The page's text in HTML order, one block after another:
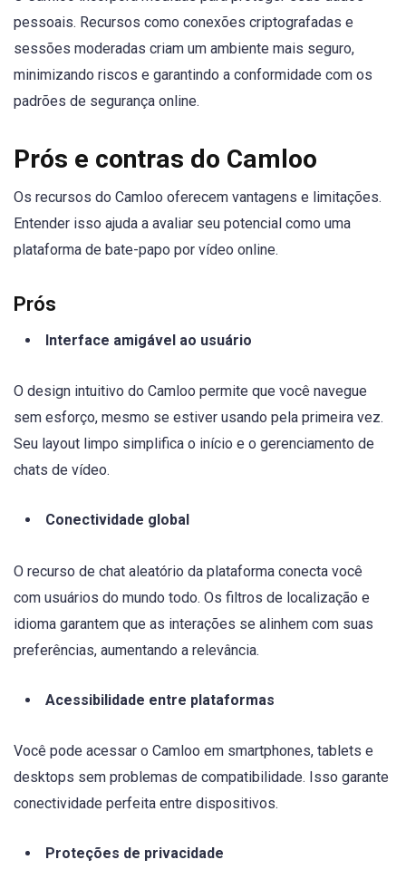
pessoais. Recursos como conexões criptografadas e
sessões moderadas criam um ambiente mais seguro,
minimizando riscos e garantindo a conformidade com os
padrões de segurança online.
Prós e contras do Camloo
Os recursos do Camloo oferecem vantagens e limitações.
Entender isso ajuda a avaliar seu potencial como uma
plataforma de bate-papo por vídeo online.
Prós
Interface amigável ao usuário
O design intuitivo do Camloo permite que você navegue
sem esforço, mesmo se estiver usando pela primeira vez.
Seu layout limpo simplifica o início e o gerenciamento de
chats de vídeo.
Conectividade global
O recurso de chat aleatório da plataforma conecta você
com usuários do mundo todo. Os filtros de localização e
idioma garantem que as interações se alinhem com suas
preferências, aumentando a relevância.
Acessibilidade entre plataformas
Você pode acessar o Camloo em smartphones, tablets e
desktops sem problemas de compatibilidade. Isso garante
conectividade perfeita entre dispositivos.
Proteções de privacidade